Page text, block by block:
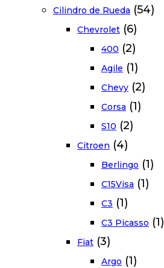
Cilindro de Rueda (54)
Chevrolet (6)
400 (2)
Agile (1)
Chevy (2)
Corsa (1)
S10 (2)
Citroen (4)
Berlingo (1)
C15Visa (1)
C3 (1)
C3 Picasso (1)
Fiat (3)
Argo (1)